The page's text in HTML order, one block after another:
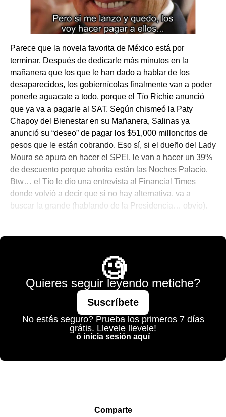
Parece que la novela favorita de México está por
terminar. Después de dedicarle más minutos en la
mañanera que los que le han dado a hablar de los
desaparecidos, los gobiernícolas finalmente van a poder
ponerle aguacate a todo, porque el Tío Richie anunció
que ya va a pagarle al SAT. Según chismeó la Paty
Chapoy del Bienestar en su Mañanera, Salinas ya
anunció su “deseo” de pagar los $51,000 milloncitos de
pesos que le están cobrando. Eso sí, si el dueño del Lady
Moura se apura en hacer el SPEI, le van a hacer un 39%
de descuento porque ahorita están las Noches Palacio.
Btw… el Tío le dio una entrevista al Financial Times
donde volvió a decir que si no hay alternativa, va a
buscar la grande (hablando de la Presidencia… obvio).
🧐
Quieres seguir leyendo metiche?
Suscríbete
No estás seguro? Prueba los primeros 7 días
grátis. Llevele llevele!
ó inicia sesión aquí
Comparte